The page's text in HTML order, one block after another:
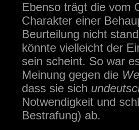
Ebenso trägt die vom
Charakter einer
Beurteilung nicht
könnte vielleicht der
sein scheint. So war
Meinung gegen die
dass sie sich
Notwendigkeit und
Bestrafung) ab.